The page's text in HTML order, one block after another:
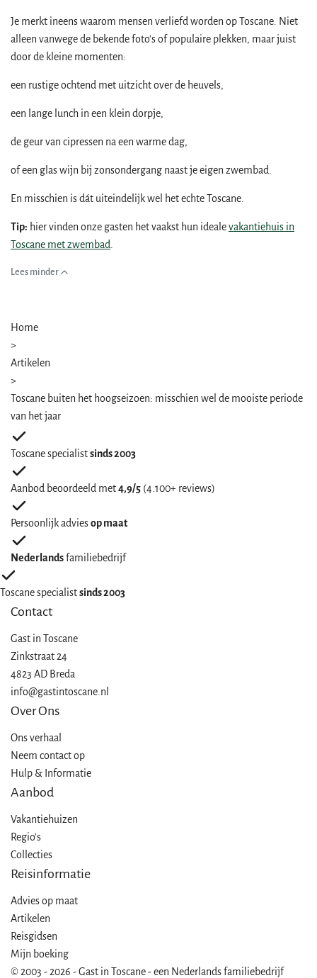
Je merkt ineens waarom mensen verliefd worden op Toscane. Niet
alleen vanwege de bekende foto's of populaire plekken, maar juist
door de kleine momenten:
een rustige ochtend met uitzicht over de heuvels,
een lange lunch in een klein dorpje,
de geur van cipressen na een warme dag,
of een glas wijn bij zonsondergang naast je eigen zwembad.
En misschien is dát uiteindelijk wel het echte Toscane.
Tip: hier vinden onze gasten het vaakst hun idealevakantiehuis in
Toscane met zwembad
Lees minder
Home
>
Artikelen
>
Toscane buiten het hoogseizoen: misschien wel de mooiste periode
van het jaar
Toscane specialistsinds 2003
Aanbod beoordeeld met4,9/5 (4.100+ reviews)
Persoonlijk adviesop maat
Nederlandsfamiliebedrijf
Toscane specialistsinds 2003
Contact
Gast in Toscane
Zinkstraat 24
4823 AD Breda
info@gastintoscane.nl
Over Ons
Ons verhaal
Neem contact op
Hulp & Informatie
Aanbod
Vakantiehuizen
Regio's
Collecties
Reisinformatie
Advies op maat
Artikelen
Reisgidsen
Mijn boeking
© 2003 - 2026 - Gast in Toscane - een Nederlands familiebedrijf